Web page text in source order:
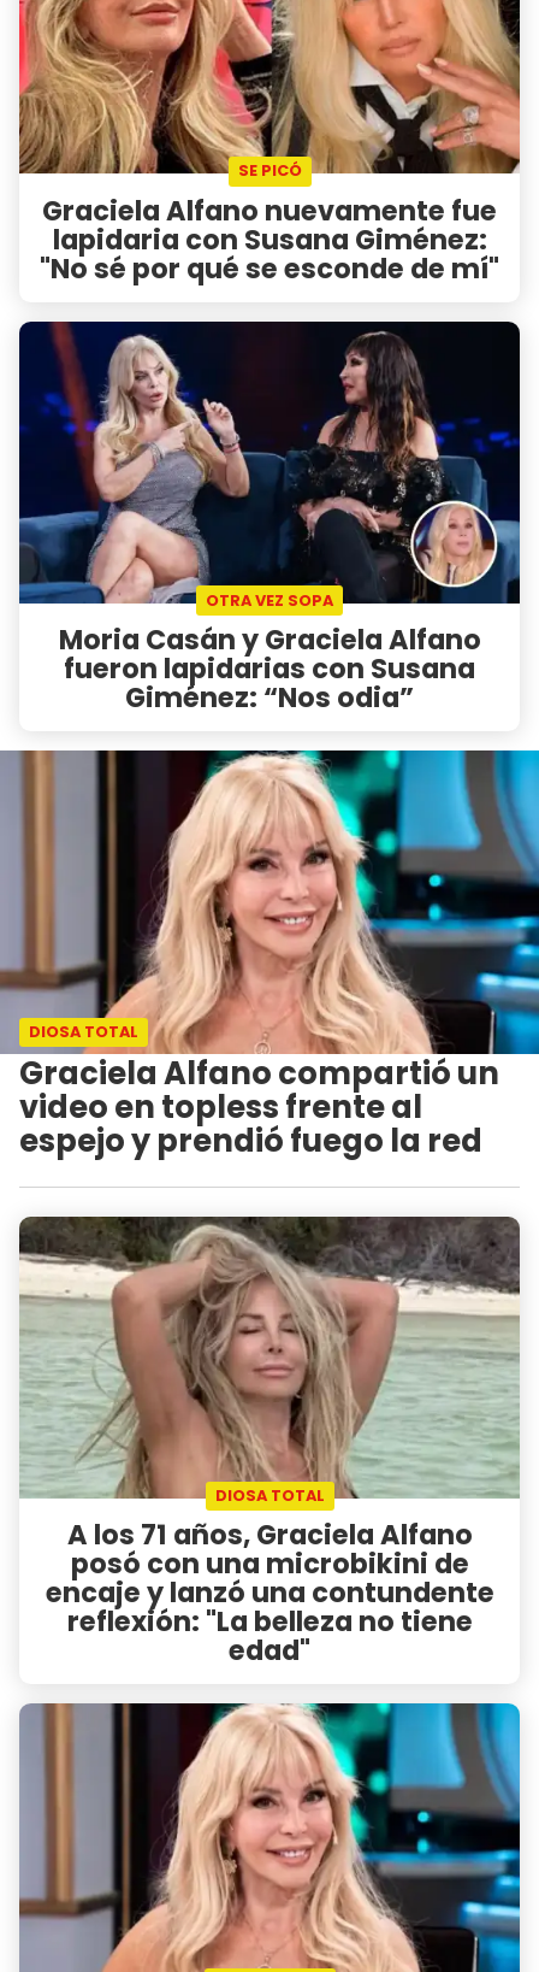
SE PICÓ
Graciela Alfano nuevamente fue
lapidaria con Susana Giménez:
"No sé por qué se esconde de mí"
OTRA VEZ SOPA
Moria Casán y Graciela Alfano
fueron lapidarias con Susana
Giménez: “Nos odia”
DIOSA TOTAL
Graciela Alfano compartió un
video en topless frente al
espejo y prendió fuego la red
DIOSA TOTAL
A los 71 años, Graciela Alfano
posó con una microbikini de
encaje y lanzó una contundente
reflexión: "La belleza no tiene
edad"